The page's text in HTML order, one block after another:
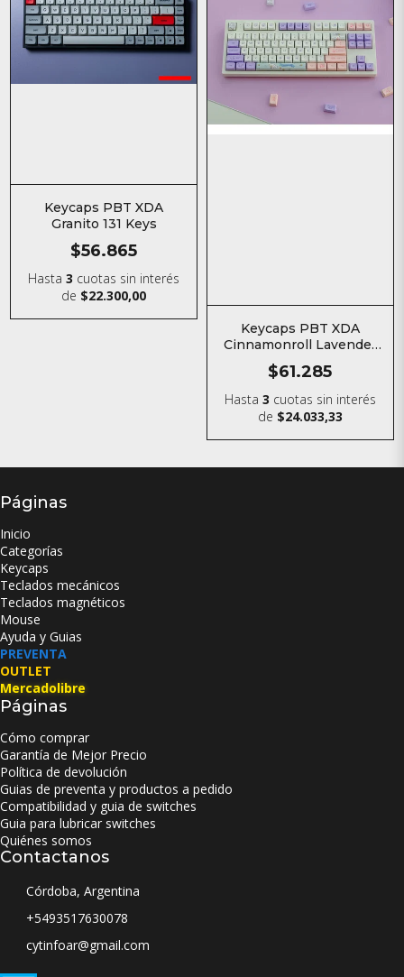
Keycaps PBT XDA
Granito 131 Keys
$56.865
Hasta3 cuotas sin interés
de $22.300,00
Keycaps PBT XDA
Cinnamonroll Lavender
149 Keys
$61.285
Hasta 3 cuotas sin interés
de $24.033,33
Páginas
Inicio
Categorías
Keycaps
Teclados mecánicos
Teclados magnéticos
Mouse
Ayuda y Guias
PREVENTA
OUTLET
Mercadolibre
Páginas
Cómo comprar
Garantía de Mejor Precio
Política de devolución
Guias de preventa y productos a pedido
Compatibilidad y guia de switches
Guia para lubricar switches
Quiénes somos
Contactanos
Córdoba, Argentina
+5493517630078
cytinfoar@gmail.com